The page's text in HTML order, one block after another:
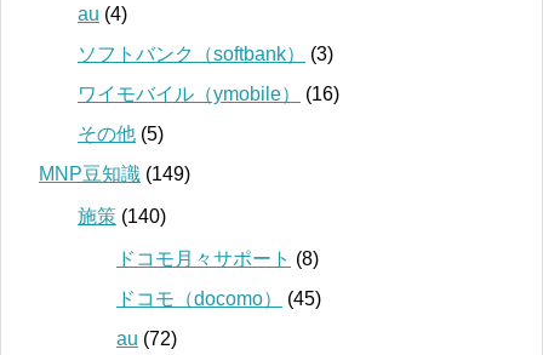
au (4)
ソフトバンク（softbank）
(3)
ワイモバイル（ymobile）
(16)
その他 (5)
MNP豆知識 (149)
施策 (140)
ドコモ月々サポート (8)
ドコモ（docomo）
(45)
au (72)